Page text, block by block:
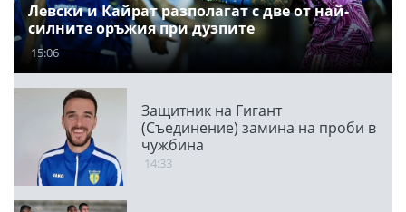
Левски и Кайрат разполагат с две от най-
силните оръжия при дузпите
15:06
Защитник на Гигант
(Съединение) замина на проби в
чужбина
14:33